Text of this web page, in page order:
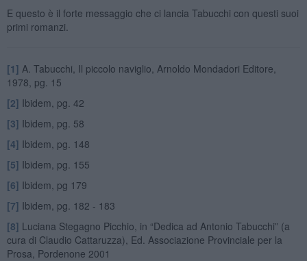
E questo è il forte messaggio che ci lancia Tabucchi con questi suoi
primi romanzi.
[1] A. Tabucchi, Il piccolo naviglio, Arnoldo Mondadori Editore,
1978, pg. 15
[2] Ibidem, pg. 42
[3] Ibidem, pg. 58
[4] Ibidem, pg. 148
[5] Ibidem, pg. 155
[6] Ibidem, pg 179
[7] Ibidem, pg. 182 - 183
[8] Luciana Stegagno Picchio, in “Dedica ad Antonio Tabucchi” (a
cura di Claudio Cattaruzza), Ed. Associazione Provinciale per la
Prosa, Pordenone 2001